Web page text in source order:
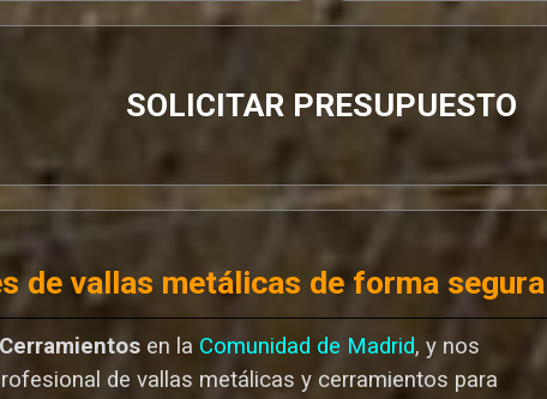
SOLICITAR PRESUPUESTO
de vallas metálicas de forma segura
en la Comunidad de Madrid, y nos
de vallas metálicas y cerramientos para